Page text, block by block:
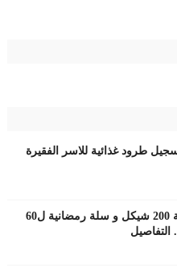
طرود غذائية للاسر الفقيرة
دحلان : مساعدة مالية 200 شيكل و سلة رمضانية ل60